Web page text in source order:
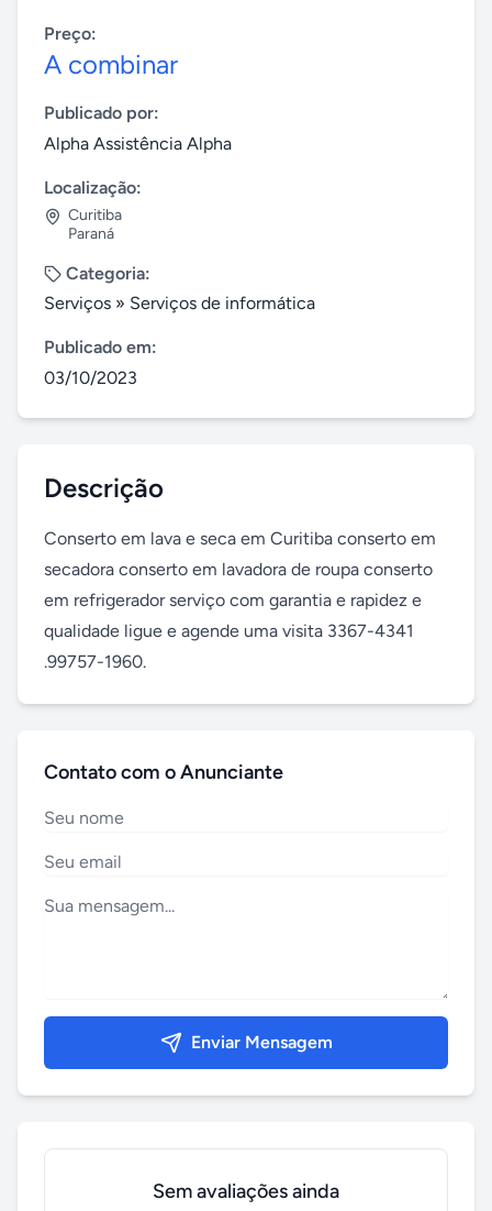
Preço:
A combinar
Publicado por:
Alpha Assistência Alpha
Localização:
Curitiba
Paraná
Categoria:
Serviços » Serviços de informática
Publicado em:
03/10/2023
Descrição
Conserto em lava e seca em Curitiba conserto em
secadora conserto em lavadora de roupa conserto
em refrigerador serviço com garantia e rapidez e
qualidade ligue e agende uma visita 3367-4341
.99757-1960.
Contato com o Anunciante
Enviar Mensagem
Sem avaliações ainda